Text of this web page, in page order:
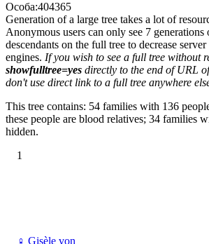
Особа:404365
Generation of a large tree takes a lot of
Anonymous users can only see 7 generations
descendants on the full tree to decrease
engines. If you wish to see a full tree without
showfulltree=yes directly to the end of URL
don't use direct link to a full tree anywhere
This tree contains: 54 families with 136
these people are blood relatives; 34 families
hidden.
1
♀ Gisèle von